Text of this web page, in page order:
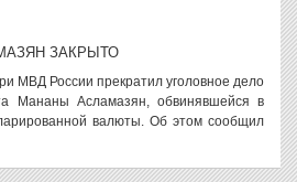
ЗАКРЫТО
МВД России прекратил уголовное дело
Мананы Асламазян, обвинявшейся в
валюты. Об этом сообщил